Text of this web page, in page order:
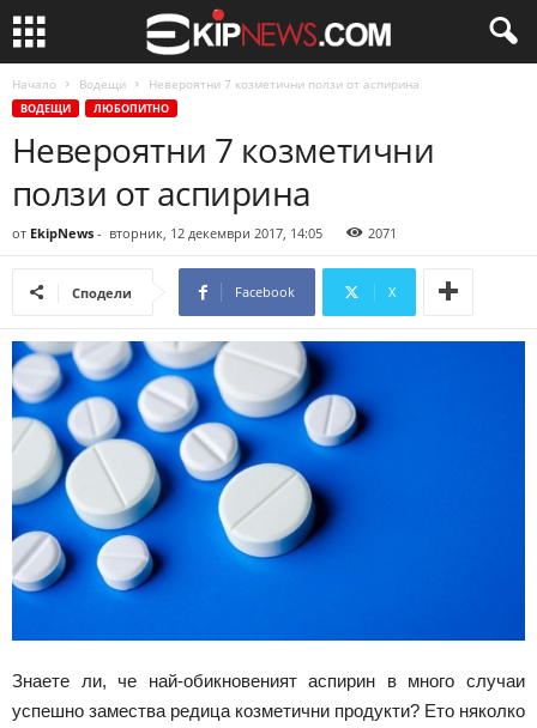
Начало Водещи Невероятни 7 козметични ползи от аспирина
ВОДЕЩИ ЛЮБОПИТНО
Невероятни 7 козметични
ползи от аспирина
от EkipNews - вторник, 12 декември 2017, 14:05 2071
Сподели Facebook X
Знаете ли, че най-обикновеният аспирин в много случаи
успешно замества редица козметични продукти? Ето няколко